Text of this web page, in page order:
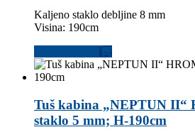
Kaljeno staklo debljine 8 mm
Visina: 190cm
Tuš kabina „NEPTUN II“
staklo 5 mm; H-190cm